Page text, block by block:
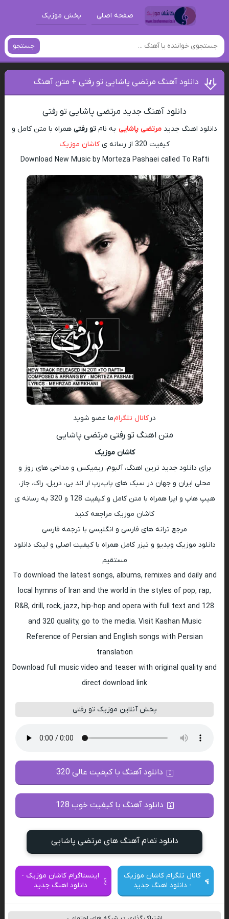
صفحه اصلی پخش موزیک
جستجو
دانلود آهنگ مرتضی پاشایی تو رفتی + متن آهنگ
دانلود آهنگ جدید مرتضی پاشایی تو رفتی
دانلود اهنگ جدید مرتضی پاشایی به نام تو رفتی همراه با متن کامل و
کیفیت 320 از رسانه ی
کاشان موزیک
Download New Music by Morteza Pashaei called To Rafti
درکانال تلگرامما عضو شوید
متن اهنگ تو رفتی مرتضی پاشایی
کاشان موزیک
برای دانلود جدید ترین اهنگ، آلبوم، ریمیکس و مداحی های روز و
محلی ایران و جهان در سبک های پاپ،رپ ار اند بی، دریل، راک، جاز،
هیپ هاپ و اپرا همراه با متن کامل و کیفیت 128 و 320 به رسانه ی
کاشان موزیک مراجعه کنید
مرجع ترانه های فارسی و انگلیسی با ترجمه فارسی
دانلود موزیک ویدیو و تیزر کامل همراه با کیفیت اصلی و لینک دانلود
مستقیم
To download the latest songs, albums, remixes and daily and
local hymns of Iran and the world in the styles of pop, rap,
R&B, drill, rock, jazz, hip-hop and opera with full text and 128
and 320 quality, go to the media. Visit Kashan Music
Reference of Persian and English songs with Persian
translation
Download full music video and teaser with original quality and
direct download link
پخش آنلاین موزیک تو رفتی
دانلود آهنگ با کیفیت عالی 320
دانلود آهنگ با کیفیت خوب 128
دانلود تمام آهنگ های مرتضی پاشایی
کانال تلگرام کاشان موزیک
- دانلود اهنگ جدید
اینستاگرام کاشان موزیک -
دانلود اهنگ جدید